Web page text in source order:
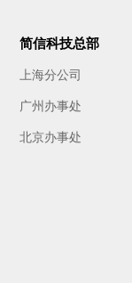
简信科技总部
上海分公司
广州办事处
北京办事处